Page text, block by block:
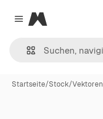
Close menu
Magnific
Startseite/Stock/Vektoren